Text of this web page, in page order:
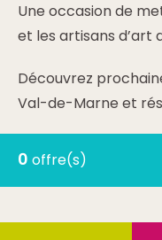
Une occasion de
et les artisans d’art
Découvrez
Val-de-Marne et
0 offre(s)